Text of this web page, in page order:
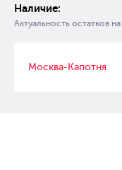
Наличие:
Актуальность остатков на
Москва-Капотня